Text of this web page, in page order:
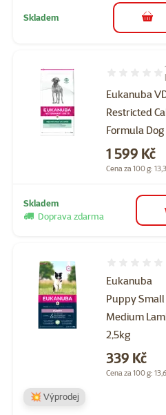
Skladem do
Eukanuba
Restricted
Formula Dog
Hodnocení
Cena
1 599 Kč
Cena za 100 g:
Skladem
Doprava zdarma
Eukanuba
Puppy
Medium
2,5kg
Cena
339 Kč
Cena za 100 g:
💥 Výprodej